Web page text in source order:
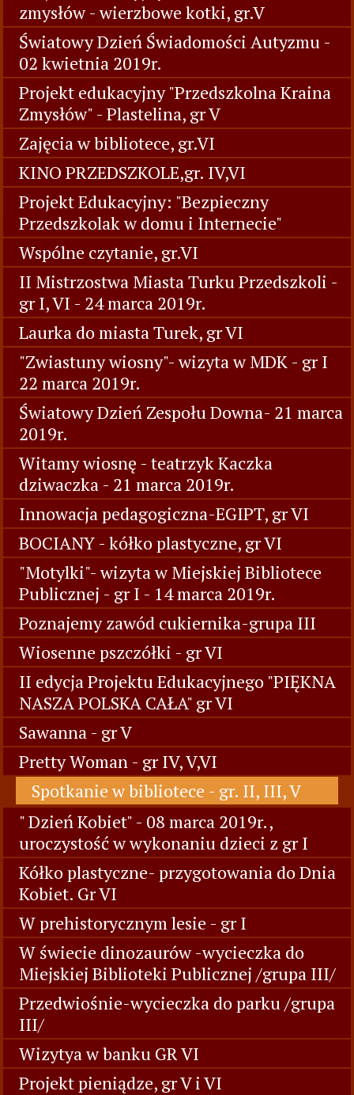
zmysłów - wierzbowe kotki, gr.V
Światowy Dzień Świadomości Autyzmu -
02 kwietnia 2019r.
Projekt edukacyjny "Przedszkolna Kraina
Zmysłów" - Plastelina, gr V
Zajęcia w bibliotece, gr.VI
KINO PRZEDSZKOLE,gr. IV,VI
Projekt Edukacyjny: "Bezpieczny
Przedszkolak w domu i Internecie"
Wspólne czytanie, gr.VI
II Mistrzostwa Miasta Turku Przedszkoli -
gr I, VI - 24 marca 2019r.
Laurka do miasta Turek, gr VI
"Zwiastuny wiosny"- wizyta w MDK - gr I
22 marca 2019r.
Światowy Dzień Zespołu Downa- 21 marca
2019r.
Witamy wiosnę - teatrzyk Kaczka
dziwaczka - 21 marca 2019r.
Innowacja pedagogiczna-EGIPT, gr VI
BOCIANY - kółko plastyczne, gr VI
"Motylki"- wizyta w Miejskiej Bibliotece
Publicznej - gr I - 14 marca 2019r.
Poznajemy zawód cukiernika-grupa III
Wiosenne pszczółki - gr VI
II edycja Projektu Edukacyjnego "PIĘKNA
NASZA POLSKA CAŁA" gr VI
Sawanna - gr V
Pretty Woman - gr IV, V,VI
Spotkanie w bibliotece - gr. II, III, V
" Dzień Kobiet" - 08 marca 2019r.,
uroczystość w wykonaniu dzieci z gr I
Kółko plastyczne- przygotowania do Dnia
Kobiet. Gr VI
W prehistorycznym lesie - gr I
W świecie dinozaurów -wycieczka do
Miejskiej Biblioteki Publicznej /grupa III/
Przedwiośnie-wycieczka do parku /grupa
III/
Wizytya w banku GR VI
Projekt pieniądze, gr V i VI